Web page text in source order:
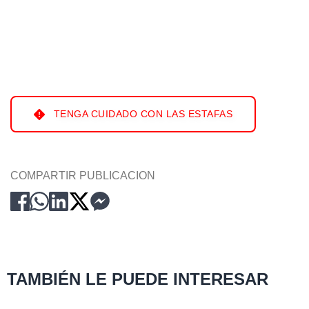
TENGA CUIDADO CON LAS ESTAFAS
COMPARTIR PUBLICACION
TAMBIÉN LE PUEDE INTERESAR